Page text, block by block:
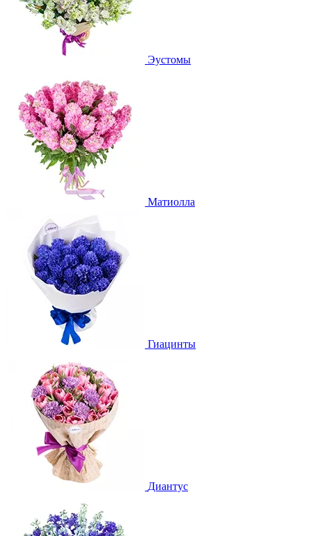
Эустомы
Матиолла
Гиацинты
Диантус